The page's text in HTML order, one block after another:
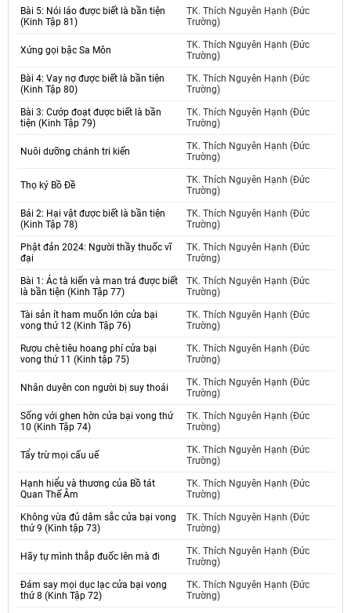
Bài 5: Nói láo được biết là bần tiện
(Kinh Tập 81)
TK. Thích Nguyên Hạnh (Đức
Trường)
Xứng gọi bậc Sa Môn
TK. Thích Nguyên Hạnh (Đức
Trường)
Bài 4: Vay nợ được biết là bần tiện
(Kinh Tập 80)
TK. Thích Nguyên Hạnh (Đức
Trường)
Bài 3: Cướp đoạt được biết là bần
tiện (Kinh Tập 79)
TK. Thích Nguyên Hạnh (Đức
Trường)
Nuôi dưỡng chánh tri kiến
TK. Thích Nguyên Hạnh (Đức
Trường)
Thọ ký Bồ Đề
TK. Thích Nguyên Hạnh (Đức
Trường)
Bái 2: Hại vật được biết là bần tiện
(Kinh Tập 78)
TK. Thích Nguyên Hạnh (Đức
Trường)
Phật đản 2024: Người thầy thuốc vĩ
đại
TK. Thích Nguyên Hạnh (Đức
Trường)
Bài 1: Ác tà kiến và man trá được biết
là bần tiện (Kinh Tập 77)
TK. Thích Nguyên Hạnh (Đức
Trường)
Tài sản ít ham muốn lớn cửa bại
vong thứ 12 (Kinh Tập 76)
TK. Thích Nguyên Hạnh (Đức
Trường)
Rượu chè tiêu hoang phí cửa bại
vong thứ 11 (Kinh tập 75)
TK. Thích Nguyên Hạnh (Đức
Trường)
Nhân duyên con người bị suy thoái
TK. Thích Nguyên Hạnh (Đức
Trường)
Sống với ghen hờn cửa bại vong thứ
10 (Kinh Tập 74)
TK. Thích Nguyên Hạnh (Đức
Trường)
Tẩy trừ mọi cấu uế
TK. Thích Nguyên Hạnh (Đức
Trường)
Hạnh hiểu và thương của Bồ tát
Quan Thế Âm
TK. Thích Nguyên Hạnh (Đức
Trường)
Không vừa đủ dâm sắc cửa bại vong
thứ 9 (Kinh tập 73)
TK. Thích Nguyên Hạnh (Đức
Trường)
Hãy tự mình thắp đuốc lên mà đi
TK. Thích Nguyên Hạnh (Đức
Trường)
Đám say mọi dục lạc cửa bại vong
thứ 8 (Kinh Tập 72)
TK. Thích Nguyên Hạnh (Đức
Trường)